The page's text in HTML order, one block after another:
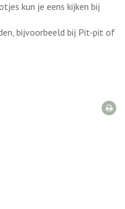
kun je eens kijken bij
bijvoorbeeld bij Pit-pit of